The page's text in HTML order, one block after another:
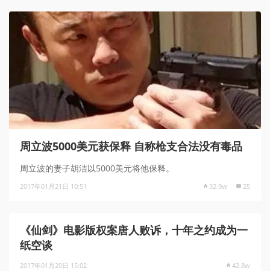
周立波5000美元获保释 自称枪支合法没有毒品
周立波的妻子胡洁以5000美元将他保释。
2017年01月21日 10:51 32.9w 25
《仙剑》电影版权案唐人败诉，十年之约成为一
纸空谈
2017年01月20日 15:02 42.8w